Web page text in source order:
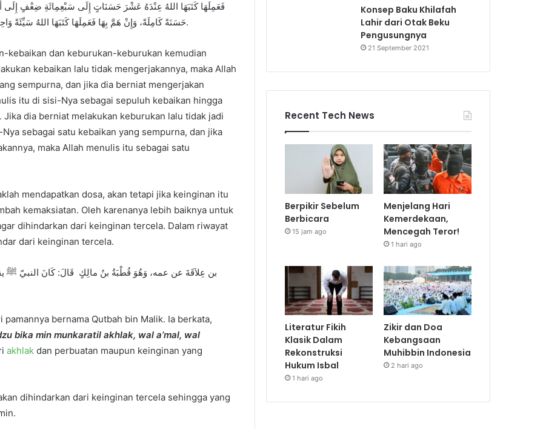
فَعَمِلَهَا كَتَبَهَا اللهُ عِنْدَهُ عَشْرَ حَسَنَاتٍ إِلَى سَبْعِمِائَةِ ضِعْفٍ إِلَى
حَسَنَةً كَامِلَةً، وَإِنْ هَمَّ بِهَا فَعَمِلَهَا كَتَبَهَا اللهُ سَيِّئَةً وَاحِدَةً» رَوَاهُ البُخَارِيُّ وَمُسْلِمٌ فِي صَحِيْحَيْهِمَا بِهَذِهِ الحُرُوْفِ.
kebaikan dan keburukan-keburukan kemudian
kebaikan lalu tidak mengerjakannya, maka Allah
sempurna, dan jika dia berniat mengerjakan
itu di sisi-Nya sebagai sepuluh kebaikan hingga
dia berniat melakukan keburukan lalu tidak jadi
sebagai satu kebaikan yang sempurna, dan jika
maka Allah menulis itu sebagai satu
mendapatkan dosa, akan tetapi jika keinginan itu
kemaksiatan. Oleh karenanya lebih baiknya untuk
dihindarkan dari keinginan tercela. Dalam riwayat
dari keinginan tercela.
بن عِلاَقَةَ عن عمه، وَهُوَ قُطْبَةُ بنُ مالِكٍ قَالَ: كَانَ النبيّ ﷺ
bernama Qutbah bin Malik. Ia berkata,
bika min munkaratil akhlak, wal a’mal, wal
akhlak dan perbuatan maupun keinginan yang
dihindarkan dari keinginan tercela sehingga yang
Konsep Baku Khilafah
Lahir dari Otak Beku
Pengusungnya
21 September 2021
Recent Tech News
Berpikir Sebelum
Berbicara
15 jam ago
Menjelang Hari
Kemerdekaan,
Mencegah Teror!
1 hari ago
Literatur Fikih
Klasik Dalam
Rekonstruksi
Hukum Isbal
1 hari ago
Zikir dan Doa
Kebangsaan
Muhibbin Indonesia
2 hari ago